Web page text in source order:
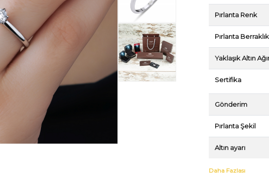
Pırlanta Renk
Pırlanta Berraklık
Yaklaşık Altın
Sertifika
Gönderim
Pırlanta Şekil
Altın ayarı
Daha Fazlası